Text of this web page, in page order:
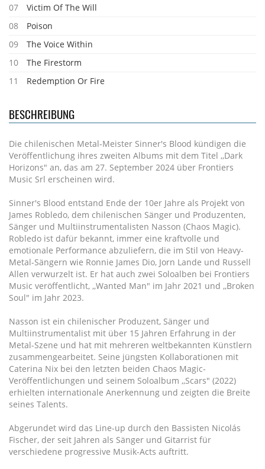
07
Victim Of The Will
08
Poison
09
The Voice Within
10
The Firestorm
11
Redemption Or Fire
BESCHREIBUNG
Die chilenischen Metal-Meister Sinner's Blood kündigen die
Veröffentlichung ihres zweiten Albums mit dem Titel ,,Dark
Horizons" an, das am 27. September 2024 über Frontiers
Music Srl erscheinen wird.
Sinner's Blood entstand Ende der 10er Jahre als Projekt von
James Robledo, dem chilenischen Sänger und Produzenten,
Sänger und Multiinstrumentalisten Nasson (Chaos Magic).
Robledo ist dafür bekannt, immer eine kraftvolle und
emotionale Performance abzuliefern, die im Stil von Heavy-
Metal-Sängern wie Ronnie James Dio, Jorn Lande und Russell
Allen verwurzelt ist. Er hat auch zwei Soloalben bei Frontiers
Music veröffentlicht, ,,Wanted Man" im Jahr 2021 und ,,Broken
Soul" im Jahr 2023.
Nasson ist ein chilenischer Produzent, Sänger und
Multiinstrumentalist mit über 15 Jahren Erfahrung in der
Metal-Szene und hat mit mehreren weltbekannten Künstlern
zusammengearbeitet. Seine jüngsten Kollaborationen mit
Caterina Nix bei den letzten beiden Chaos Magic-
Veröffentlichungen und seinem Soloalbum ,,Scars" (2022)
erhielten internationale Anerkennung und zeigten die Breite
seines Talents.
Abgerundet wird das Line-up durch den Bassisten Nicolás
Fischer, der seit Jahren als Sänger und Gitarrist für
verschiedene progressive Musik-Acts auftritt.